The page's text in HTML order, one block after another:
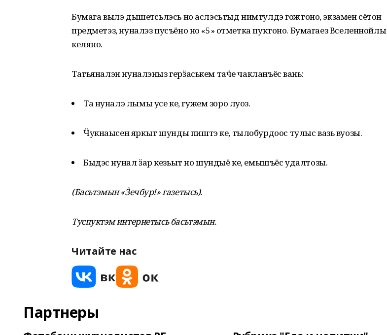
Бумага вылэ дышетӥсьлэсь но аслэсьтыд нимтулдэ гожтоно, экзамен сётон
предметэз, нуналэз пусъёно но «5» отметка пуктоно. Бумагаез Вселеннойлы
келяно.
Татьяналэн нуналэныз герӟаськем таӵе чакланъёс вань:
Та нуналэ лымы усе ке, гужем зоро луоз.
Ӵукнаысен яркыт шунды пиштэ ке, тылобурдоос тулыс вазь вуозы.
Быдэс нунал ӟар кезьыт но шундыё ке, емышъёс удалтозы.
(Басьтэмын «Ӟечбур!» газетысь).
Туспуктэм интернетысь басьтэмын.
Читайте нас
Партнеры